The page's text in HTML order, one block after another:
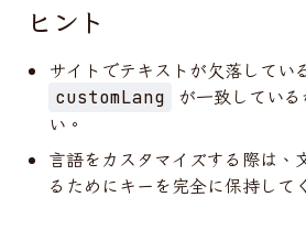
ヒント
サイトでテキストが欠落してい
customLang
が一致してい
い。
言語をカスタマイズする際は、
るためにキーを完全に保持して